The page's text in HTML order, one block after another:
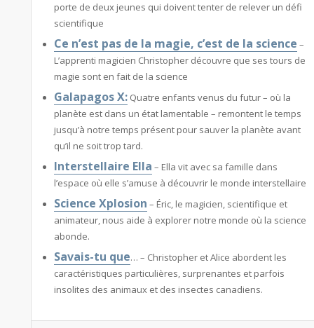
porte de deux jeunes qui doivent tenter de relever un défi
scientifique
Ce n’est pas de la magie, c’est de la science –
L’apprenti magicien Christopher découvre que ses tours de
magie sont en fait de la science
Galapagos X:Quatre enfants venus du futur – où la
planète est dans un état lamentable – remontent le temps
jusqu’à notre temps présent pour sauver la planète avant
qu’il ne soit trop tard.
Interstellaire Ella – Ella vit avec sa famille dans
l’espace où elle s’amuse à découvrir le monde interstellaire
Science Xplosion – Éric, le magicien, scientifique et
animateur, nous aide à explorer notre monde où la science
abonde.
Savais-tu que… – Christopher et Alice abordent les
caractéristiques particulières, surprenantes et parfois
insolites des animaux et des insectes canadiens.